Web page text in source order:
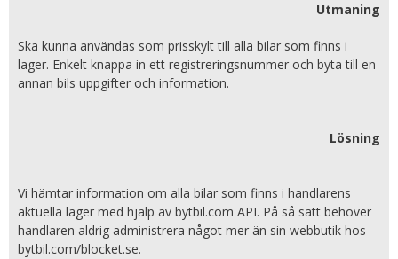
Utmaning
Ska kunna användas som prisskylt till alla bilar som finns i
lager. Enkelt knappa in ett registreringsnummer och byta till en
annan bils uppgifter och information.
Lösning
Vi hämtar information om alla bilar som finns i handlarens
aktuella lager med hjälp av bytbil.com API. På så sätt behöver
handlaren aldrig administrera något mer än sin webbutik hos
bytbil.com/blocket.se.